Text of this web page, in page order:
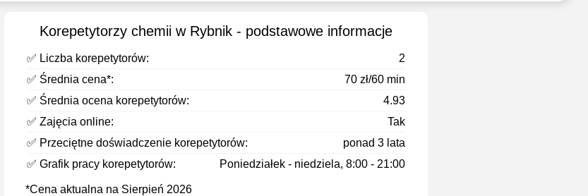
Korepetytorzy chemii w Rybnik - podstawowe informacje
✅ Liczba korepetytorów:
2
✅ Średnia cena*:
70 zł/60 min
✅ Średnia ocena korepetytorów:
4.93
✅ Zajęcia online:
Tak
✅ Przeciętne doświadczenie korepetytorów:
ponad 3 lata
✅ Grafik pracy korepetytorów:
Poniedziałek - niedziela, 8:00 - 21:00
*Cena aktualna na Sierpień 2026